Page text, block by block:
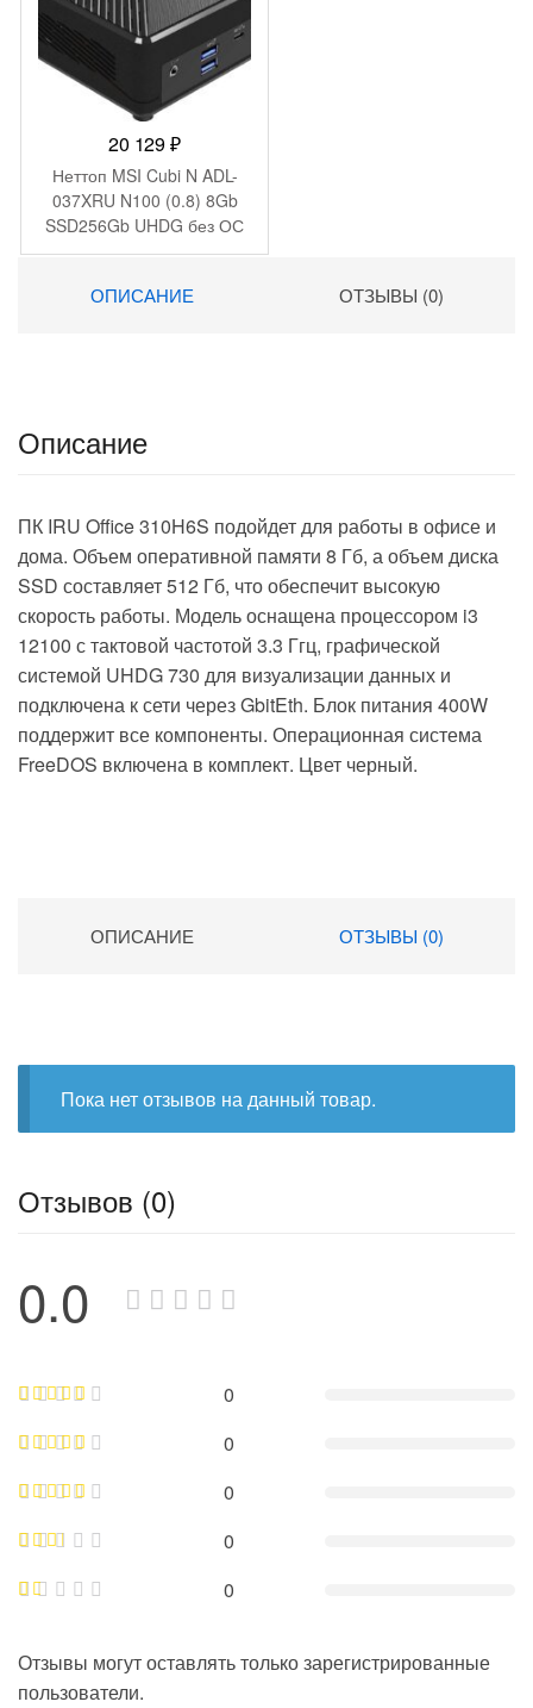
20 129₽
Неттоп MSI Cubi N ADL-
037XRU N100 (0.8) 8Gb
SSD256Gb UHDG без ОС
2xGbitEth WiFi BT 65W
ОПИСАНИЕ ОТЗЫВЫ (0)
Описание
ПК IRU Office 310H6S подойдет для работы в офисе и
дома. Объем оперативной памяти 8 Гб, а объем диска
SSD составляет 512 Гб, что обеспечит высокую
скорость работы. Модель оснащена процессором i3
12100 с тактовой частотой 3.3 Ггц, графической
системой UHDG 730 для визуализации данных и
подключена к сети через GbitEth. Блок питания 400W
поддержит все компоненты. Операционная система
FreeDOS включена в комплект. Цвет черный.
ОПИСАНИЕ ОТЗЫВЫ (0)
Пока нет отзывов на данный товар.
Отзывов (0)
0.0
0
0
0
0
0
Отзывы могут оставлять только зарегистрированные
пользователи.